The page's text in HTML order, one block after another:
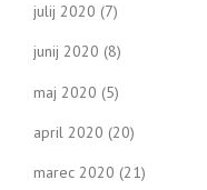
julij 2020 (7)
junij 2020 (8)
maj 2020 (5)
april 2020 (20)
marec 2020 (21)